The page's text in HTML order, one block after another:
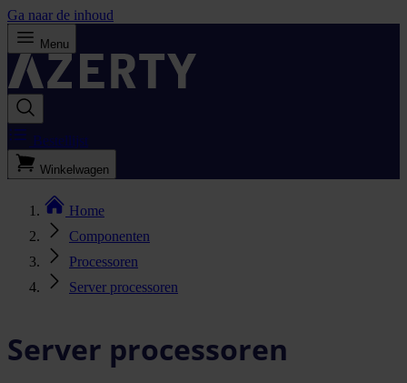
Ga naar de inhoud
Menu
Bestellijst
Winkelwagen
Home
Componenten
Processoren
Server processoren
Server processoren